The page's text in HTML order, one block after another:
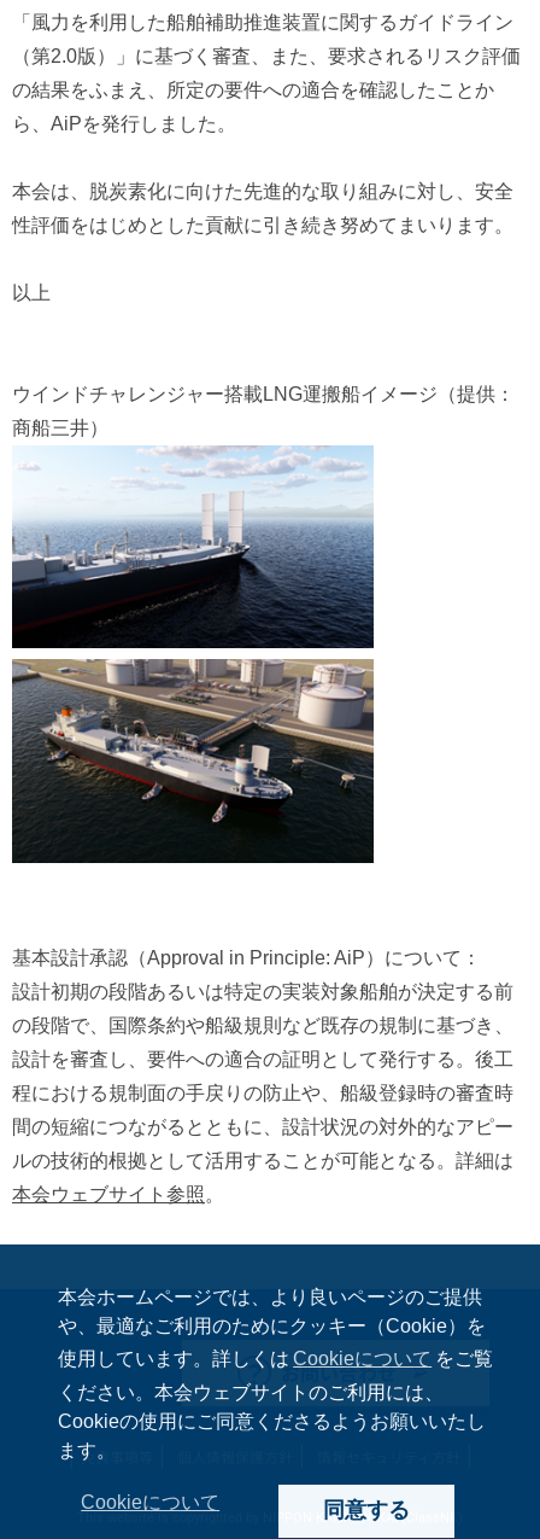
本会ホームページでは、より良いページのご提供
や、最適なご利用のためにクッキー（Cookie）を
使用しています。詳しくは Cookieについて をご覧
ください。本会ウェブサイトのご利用には、
Cookieの使用にご同意くださるようお願いいたし
ます。
Cookieについて 同意する
「風力を利用した船舶補助推進装置に関するガイドライン
（第2.0版）」に基づく審査、また、要求されるリスク評価
の結果をふまえ、所定の要件への適合を確認したことか
ら、AiPを発行しました。
本会は、脱炭素化に向けた先進的な取り組みに対し、安全
性評価をはじめとした貢献に引き続き努めてまいります。
以上
ウインドチャレンジャー搭載LNG運搬船イメージ（提供：
商船三井）
基本設計承認（Approval in Principle: AiP）について：
設計初期の段階あるいは特定の実装対象船舶が決定する前
の段階で、国際条約や船級規則など既存の規制に基づき、
設計を審査し、要件への適合の証明として発行する。後工
程における規制面の手戻りの防止や、船級登録時の審査時
間の短縮につながるとともに、設計状況の対外的なアピー
ルの技術的根拠として活用することが可能となる。詳細は
本会ウェブサイト参照 。
お問い合わせ
免責事項等
This website is copyrighted by NIPPON KAIJI KYOKAI (ClassNK)